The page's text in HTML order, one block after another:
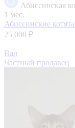
Абиссинская
1 мес.
Абиссинские котята
25 000 ₽
Вал
Частный продавец